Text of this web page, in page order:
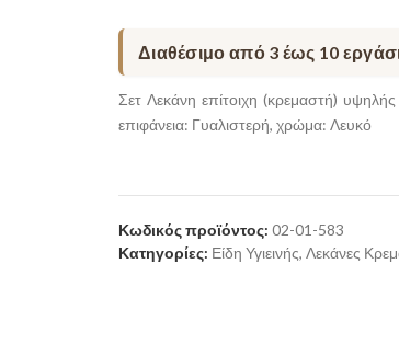
Διαθέσιμο από 3 έως 10
Σετ Λεκάνη επίτοιχη (κρεμαστή)
επιφάνεια: Γυαλιστερή, χρώμα: Λευκό
Κωδικός προϊόντος: 02-01-583
Κατηγορίες: Είδη Υγιεινής, Λεκάνες